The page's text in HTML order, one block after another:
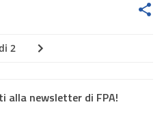
2
alla newsletter di FPA!